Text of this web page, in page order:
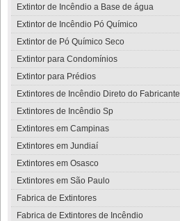
Extintor de Incêndio a Base de água
Extintor de Incêndio Pó Químico
Extintor de Pó Químico Seco
Extintor para Condomínios
Extintor para Prédios
Extintores de Incêndio Direto do Fabricante
Extintores de Incêndio Sp
Extintores em Campinas
Extintores em Jundiaí
Extintores em Osasco
Extintores em São Paulo
Fabrica de Extintores
Fabrica de Extintores de Incêndio